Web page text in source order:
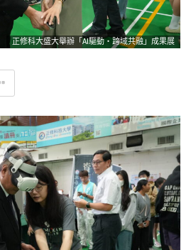
正修科大盛大舉辦「AI驅動‧跨域共融」成果展